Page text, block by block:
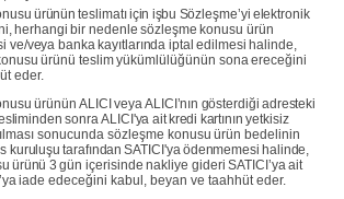
ürünün teslimatıiçin işbu Sözleşme’yi elektronik
herhangi bir nedenle sözleşme konusu ürün
ve/veya banka kayıtlarında iptal edilmesi halinde,
ürünü teslimyükümlülüğünün sonaereceğini
eder.
ürünün ALICIveya ALICI’nın gösterdiği adresteki
sonra ALICI'ya aitkredi kartının yetkisiz
sonucunda sözleşme konusu ürün bedelinin
kuruluşu tarafından SATICI'ya ödenmemesi halinde,
ürünü 3gün içerisinde nakliye gideri SATICI’ya ait
iade edeceğini kabul, beyan ve taahhüt eder.